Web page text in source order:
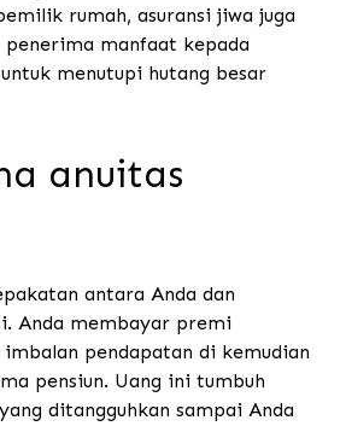
rumah, asuransi jiwa juga
manfaat kepada
menutupi hutang besar
anuitas
antara Anda dan
Anda membayar premi
imbalan pendapatan di kemudian
pensiun. Uang ini tumbuh
ditangguhkan sampai Anda